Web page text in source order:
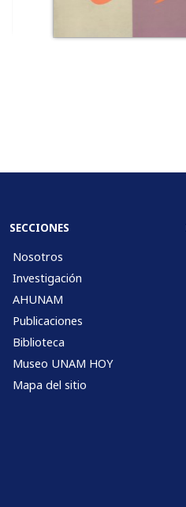
SECCIONES
Nosotros
Investigación
AHUNAM
Publicaciones
Biblioteca
Museo UNAM HOY
Mapa del sitio